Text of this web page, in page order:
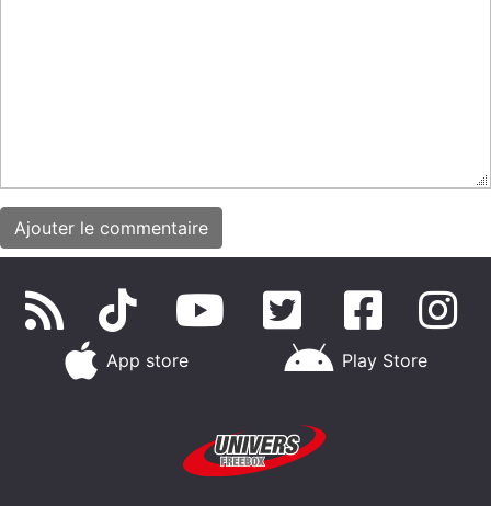
App store Play Store